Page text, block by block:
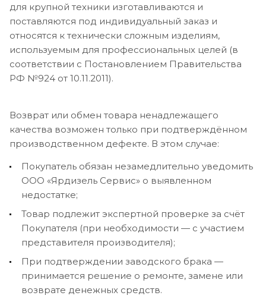
для крупной техники изготавливаются и
поставляются под индивидуальный заказ и
относятся к технически сложным изделиям,
используемым для профессиональных целей (в
соответствии с Постановлением Правительства
РФ №924 от 10.11.2011).
Возврат или обмен товара ненадлежащего
качества возможен только при подтверждённом
производственном дефекте. В этом случае:
Покупатель обязан незамедлительно уведомить
ООО «Ярдизель Сервис» о выявленном
недостатке;
Товар подлежит экспертной проверке за счёт
Покупателя (при необходимости — с участием
представителя производителя);
При подтверждении заводского брака —
принимается решение о ремонте, замене или
возврате денежных средств.